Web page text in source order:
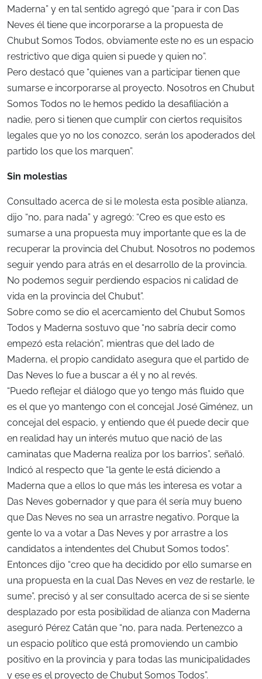
Maderna” y en tal sentido agregó que “para ir con Das
Neves él tiene que incorporarse a la propuesta de
Chubut Somos Todos, obviamente este no es un espacio
restrictivo que diga quien si puede y quien no”.
Pero destacó que “quienes van a participar tienen que
sumarse e incorporarse al proyecto. Nosotros en Chubut
Somos Todos no le hemos pedido la desafiliación a
nadie, pero si tienen que cumplir con ciertos requisitos
legales que yo no los conozco, serán los apoderados del
partido los que los marquen”.
Sin molestias
Consultado acerca de si le molesta esta posible alianza,
dijo “no, para nada” y agregó: “Creo es que esto es
sumarse a una propuesta muy importante que es la de
recuperar la provincia del Chubut. Nosotros no podemos
seguir yendo para atrás en el desarrollo de la provincia.
No podemos seguir perdiendo espacios ni calidad de
vida en la provincia del Chubut”.
Sobre como se dio el acercamiento del Chubut Somos
Todos y Maderna sostuvo que “no sabría decir como
empezó esta relación”, mientras que del lado de
Maderna, el propio candidato asegura que el partido de
Das Neves lo fue a buscar a él y no al revés.
“Puedo reflejar el diálogo que yo tengo más fluido que
es el que yo mantengo con el concejal José Giménez, un
concejal del espacio, y entiendo que él puede decir que
en realidad hay un interés mutuo que nació de las
caminatas que Maderna realiza por los barrios”, señaló.
Indicó al respecto que “la gente le está diciendo a
Maderna que a ellos lo que más les interesa es votar a
Das Neves gobernador y que para él sería muy bueno
que Das Neves no sea un arrastre negativo. Porque la
gente lo va a votar a Das Neves y por arrastre a los
candidatos a intendentes del Chubut Somos todos”.
Entonces dijo “creo que ha decidido por ello sumarse en
una propuesta en la cual Das Neves en vez de restarle, le
sume”, precisó y al ser consultado acerca de si se siente
desplazado por esta posibilidad de alianza con Maderna
aseguró Pérez Catán que “no, para nada. Pertenezco a
un espacio político que está promoviendo un cambio
positivo en la provincia y para todas las municipalidades
y ese es el proyecto de Chubut Somos Todos”.